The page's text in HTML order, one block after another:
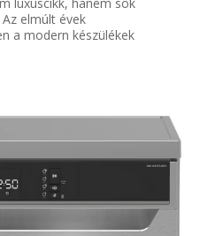
elmúlt évek
a modern készülékek